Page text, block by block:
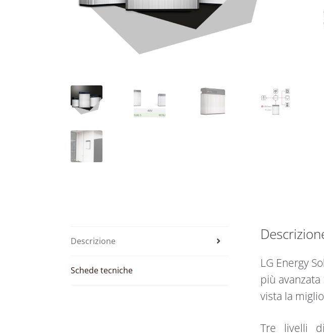
Descrizione
Schede tecniche
LG Energy
più
vista la
Tre livelli